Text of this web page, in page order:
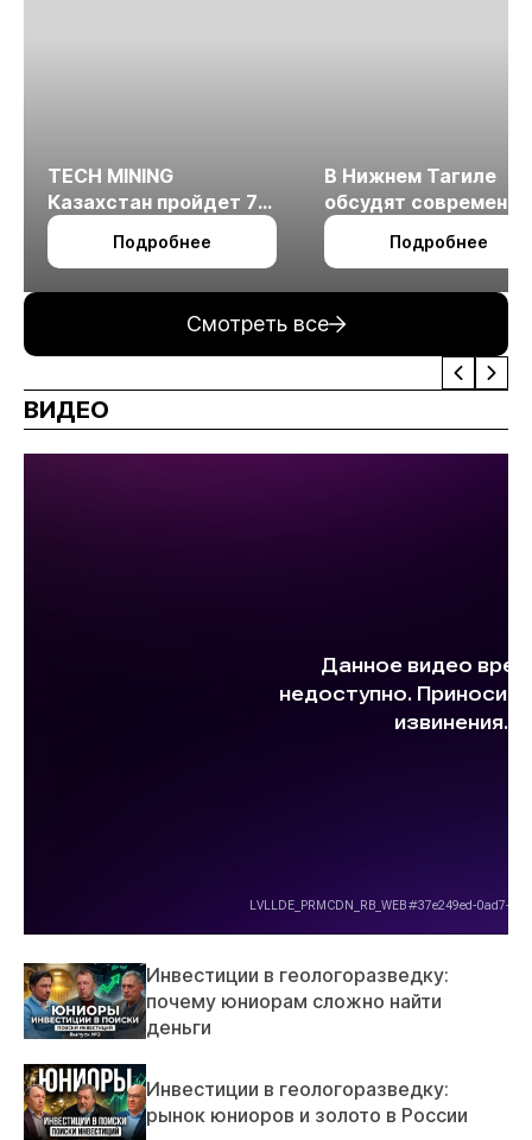
TECH MINING
Казахстан пройдет 7
октября в Алматы
Подробнее
В Нижнем Тагиле
обсудят
технологии
измельчения
Подробнее
Смотреть все
ВИДЕО
Инвестиции в геологоразведку:
почему юниорам сложно найти
деньги
Инвестиции в геологоразведку:
рынок юниоров и золото в России